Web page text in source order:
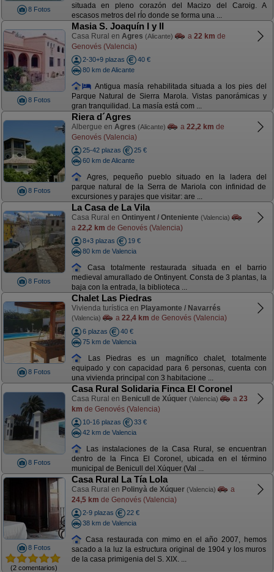
8 Fotos
situada en pleno corazón del Macizo del Caroig. A
escasos metros del rÍo donde se forma una ...
8 Fotos
Masia S. Joaquín I y II
Casa Rural en Agres (Alicante) a 22 km de
Genovés (Valencia)
2-30+9 plazas
40 €
80 km de Alicante
Antigua masía rehabilitada situada a los pies del
Parque Natural de Sierra Marola. Vistas panorámicas y
gran tranquilidad. La masía está com ...
8 Fotos
Riera d´Agres
Albergue en Agres (Alicante) a 22,2 km de
Genovés (Valencia)
25-42 plazas
25 €
60 km de Alicante
Agres, pequeño pueblo situado en la ladera del
parque natural de la Serra de Mariola con infinidad de
excursiones y parajes que visitar: are ...
8 Fotos
La Casa de La Vila
Casa Rural en Ontinyent / Onteniente (Valencia)
a 22,2 km de Genovés (Valencia)
8+3 plazas
19 €
80 km de Valencia
Casa totalmente restaurada situada en el barrio
medieval amurallado de Ontinyent. Consta de 3 plantas, la
baja con la entrada, la biblioteca ...
8 Fotos
Chalet Las Piedras
Vivienda turística en Playamonte / Navarrés
(Valencia) a 22,4 km de Genovés (Valencia)
6 plazas
40 €
75 km de Valencia
Las Piedras es un magnífico chalet, totalmente
equipado y con capacidad para 6 personas, cuenta con
una vivienda principal con 3 habitacione ...
8 Fotos
Casa Rural Solidaria Finca El Coronel
Casa Rural en Benicull de Xúquer (Valencia) a 23
km de Genovés (Valencia)
10-16 plazas
33 €
42 km de Valencia
Las instalaciones de la Casa Rural, se encuentran
dentro de la Finca El Coronel, ubicada en el término
municipal de Benicull del Xúquer (Val ...
8 Fotos
(2 comentarios)
Casa Rural La Tía Lola
Casa Rural en Polinyà de Xúquer (Valencia)
a
24,5 km de Genovés (Valencia)
2-9 plazas
22 €
38 km de Valencia
Casa restaurada con mimo en el año 2007, hemos
sacado a la luz la estructura original de 1904 y los muros
de la casa primigenia del S. XIX. ...